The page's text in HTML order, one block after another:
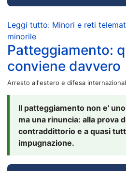
Leggi tutto: Minori e reti
minorile
Patteggiamento:
conviene davvero
Arresto all'estero e difesa
Il patteggiamento non e'
ma una rinuncia: alla prova
contraddittorio e a quasi
impugnazione.